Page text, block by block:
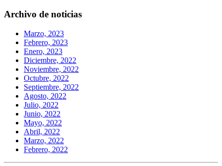
Archivo de noticias
Marzo, 2023
Febrero, 2023
Enero, 2023
Diciembre, 2022
Noviembre, 2022
Octubre, 2022
Septiembre, 2022
Agosto, 2022
Julio, 2022
Junio, 2022
Mayo, 2022
Abril, 2022
Marzo, 2022
Febrero, 2022